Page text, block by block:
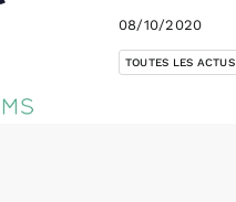
08/10/2020
TOUTES LES ACTUS